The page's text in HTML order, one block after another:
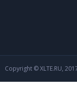
Copyright © XLTE.RU,